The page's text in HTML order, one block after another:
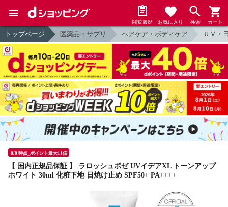
閲覧履歴 お気に入り 検索 カート
トップページ 医薬品・サプリ ヘアケア・ボディケア ＵＶ・
8/8 時点_ポイント最大11倍
【 国内正規品保証 】 ラロッシュポゼ UVイデアXL トーンアップ
ホワイト 30ml 化粧下地 日焼け止め SPF50+ PA++++